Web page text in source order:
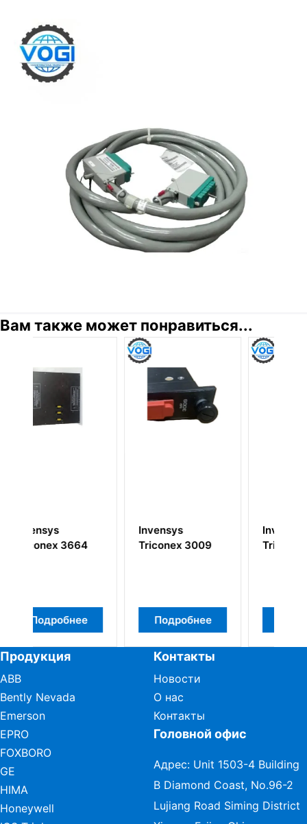
Вам также может понравиться...
Invensys
Triconex 3009
Подробнее
Invensys
Triconex 8312
Подробнее
Продукция
ABB
Bently Nevada
Emerson
EPRO
FOXBORO
GE
HIMA
Honeywell
Контакты
Новости
О нас
Контакты
Головной офис
Адрес: Unit 1503-4 Building
B Diamond Coast, No.96-2
Lujiang Road Siming District